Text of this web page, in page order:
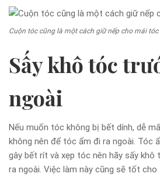
Cuộn tóc cũng là một cách giữ nếp cho mái
Sấy khô tóc
ngoài
Nếu muốn tóc không bị bết dính, dễ
không nên để tóc ẩm đi ra ngoài. Tóc
gây bết rít và xẹp tóc nên hãy sấy
ra ngoài. Việc làm này cũng sẽ tốt cho